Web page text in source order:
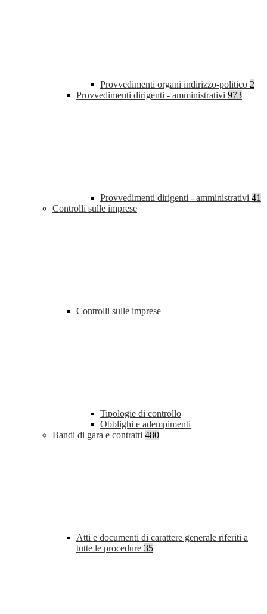
Provvedimenti organi indirizzo-politico 2
Provvedimenti dirigenti - amministrativi 973
Provvedimenti dirigenti - amministrativi 41
Controlli sulle imprese
Controlli sulle imprese
Tipologie di controllo
Obblighi e adempimenti
Bandi di gara e contratti 480
Atti e documenti di carattere generale riferiti a
tutte le procedure 35